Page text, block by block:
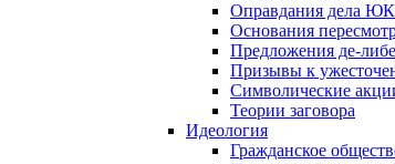
Оправдания дела
Основания
Предложения де-
Призывы к
Символические
Теории заговора
Идеология
Гражданское